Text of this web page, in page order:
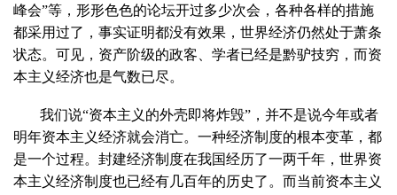
峰会”等，形形色色的论坛开过多少次会，各种各样的措施
都采用过了，事实证明都没有效果，世界经济仍然处于萧条
状态。可见，资产阶级的政客、学者已经是黔驴技穷，而资
本主义经济也是气数已尽。
我们说“资本主义的外壳即将炸毁”，并不是说今年或者
明年资本主义经济就会消亡。一种经济制度的根本变革，都
是一个过程。封建经济制度在我国经历了一两千年，世界资
本主义经济制度也已经有几百年的历史了。而当前资本主义